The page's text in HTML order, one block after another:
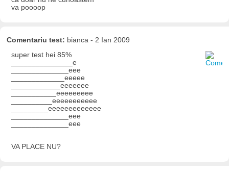
va poooop
Comentariu test: bianca - 2 Ian 2009
super test hei 85%
_______________e
______________eee
_____________eeeee
____________eeeeeee
___________eeeeeeeee
__________eeeeeeeeeee
_________eeeeeeeeeeeee
______________eee
______________eee
VA PLACE NU?